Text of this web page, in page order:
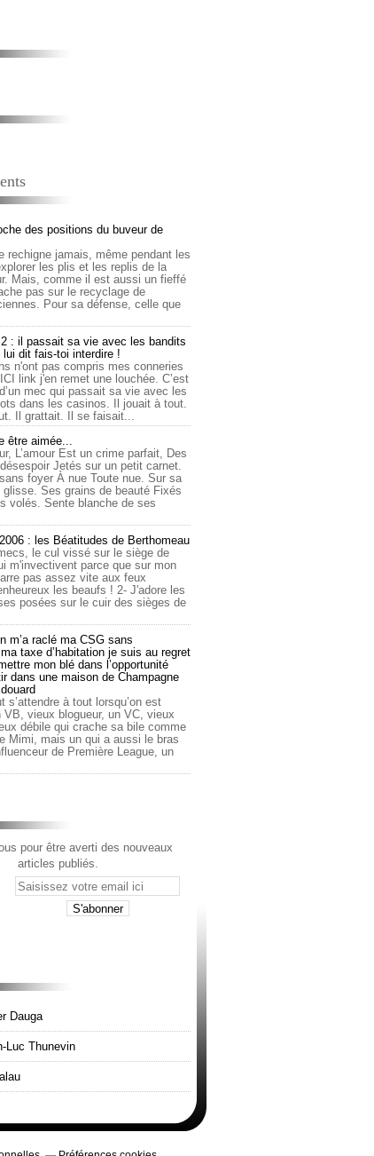
des positions du buveur de
rechigne jamais, même pendant les
les plis et les replis de la
Mais, comme il est aussi un fieffé
pas sur le recyclage de
Pour sa défense, celle que
: il passait sa vie avec les bandits
dit fais-toi interdire !
n'ont pas compris mes conneries
link j'en remet une louchée. C’est
mec qui passait sa vie avec les
dans les casinos. Il jouait à tout.
Il grattait. Il se faisait...
être aimée...
L’amour Est un crime parfait, Des
Jetés sur un petit carnet.
foyer À nue Toute nue. Sur sa
glisse. Ses grains de beauté Fixés
volés. Sente blanche de ses
: les Béatitudes de Berthomeau
le cul vissé sur le siège de
m'invectivent parce que sur mon
pas assez vite aux feux
les beaufs ! 2- J'adore les
posées sur le cuir des sièges de
m’a raclé ma CSG sans
taxe d’habitation je suis au regret
mon blé dans l’opportunité
dans une maison de Champagne
s’attendre à tout lorsqu’on est
VB, vieux blogueur, un VC, vieux
débile qui crache sa bile comme
Mimi, mais un qui a aussi le bras
de Première League, un
pour être averti des nouveaux
articles publiés.
Dauga
Luc Thunevin